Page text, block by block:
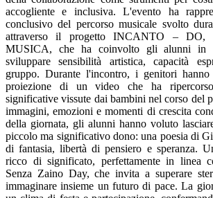
accogliente e inclusiva. L'evento ha
conclusivo del percorso musicale svolto
attraverso il progetto INCANTO –
MUSICA, che ha coinvolto gli alunni in
sviluppare sensibilità artistica, capacità
gruppo. Durante l'incontro, i genitori hanno
proiezione di un video che ha
significative vissute dai bambini nel corso del
immagini, emozioni e momenti di crescita
della giornata, gli alunni hanno voluto
piccolo ma significativo dono: una poesia di
di fantasia, libertà di pensiero e speranza.
ricco di significato, perfettamente in linea
Senza Zaino Day, che invita a superare
immaginare insieme un futuro di pace. La